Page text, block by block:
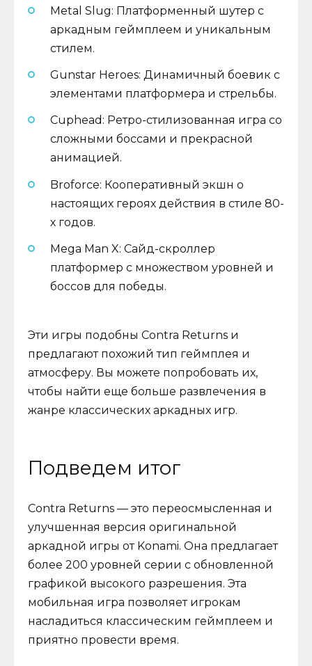
Metal Slug: Платформенный шутер с
аркадным геймплеем и уникальным
стилем.
Gunstar Heroes: Динамичный боевик с
элементами платформера и стрельбы.
Cuphead: Ретро-стилизованная игра со
сложными боссами и прекрасной
анимацией.
Broforce: Кооперативный экшн о
настоящих героях действия в стиле 80-
х годов.
Mega Man X: Сайд-скроллер
платформер с множеством уровней и
боссов для победы.
Эти игры подобны Contra Returns и
предлагают похожий тип геймплея и
атмосферу. Вы можете попробовать их,
чтобы найти еще больше развлечения в
жанре классических аркадных игр.
Подведем итог
Contra Returns — это переосмысленная и
улучшенная версия оригинальной
аркадной игры от Konami. Она предлагает
более 200 уровней серии с обновленной
графикой высокого разрешения. Эта
мобильная игра позволяет игрокам
насладиться классическим геймплеем и
приятно провести время.